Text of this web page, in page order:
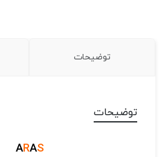
توضیحات
توضیحات
ARAS